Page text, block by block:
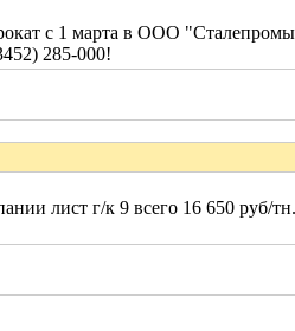
с 1 марта в ООО
285-000!
лист г/к 9 всего 16 650 руб/тн.